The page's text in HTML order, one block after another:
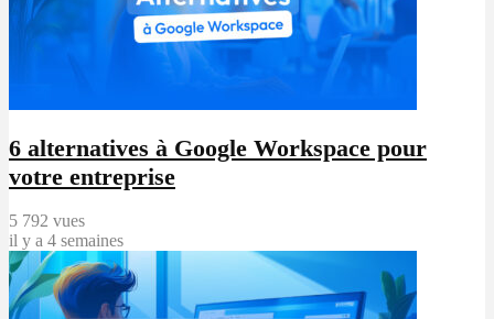
6 alternatives à Google Workspace pour
votre entreprise
5 792 vues
il y a 4 semaines